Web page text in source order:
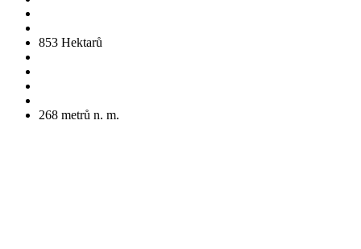
853 Hektarů
268 metrů n. m.